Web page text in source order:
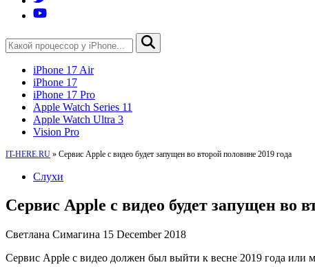
iPhone 17 Air
iPhone 17
iPhone 17 Pro
Apple Watch Series 11
Apple Watch Ultra 3
Vision Pro
IT-HERE.RU » Сервис Apple с видео будет запущен во второй половине 2019 года
Слухи
Сервис Apple с видео будет запущен во
Светлана Симагина 15 December 2018
Сервис Apple с видео должен был выйти к весне 2019 года или